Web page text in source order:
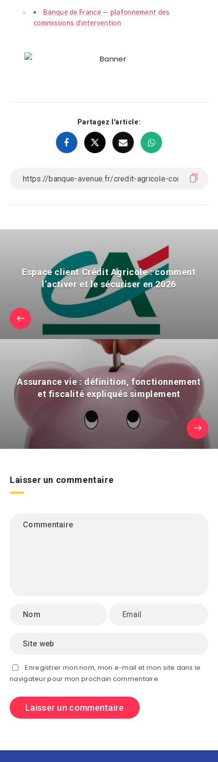
Banque de France — plafonnement des
commissions d’intervention
Partagez l'article:
Espace client Crédit Agricole : comment
l’activer et le sécuriser en 2026
Assurance vie : définition, fonctionnement
et fiscalité expliqués simplement
Laisser un commentaire
Enregistrer mon nom, mon e-mail et mon site dans le
navigateur pour mon prochain commentaire.